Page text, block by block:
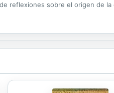
reflexiones sobre el origen de